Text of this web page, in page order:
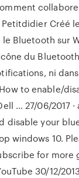
Petitdidier Créé
le Bluetooth sur
du
ni
to enable/
… 27/06/2017
disable your
windows 10.
for more
30/12/